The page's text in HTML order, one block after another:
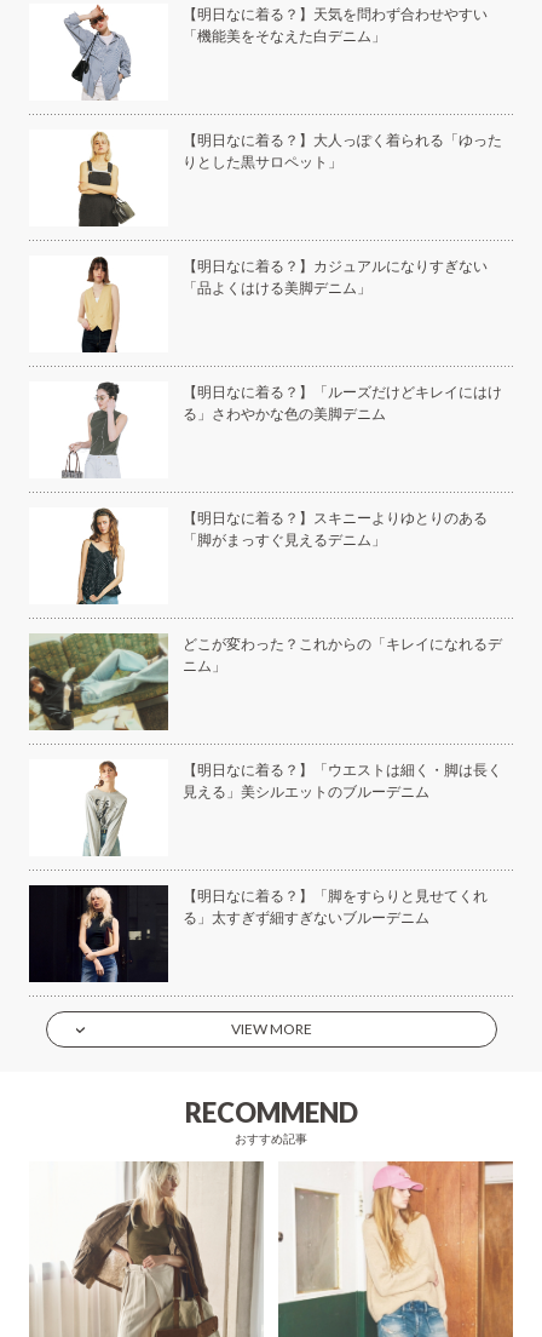
【明日なに着る？】天気を問わず合わせやすい
「機能美をそなえた白デニム」
【明日なに着る？】大人っぽく着られる「ゆった
りとした黒サロペット」
【明日なに着る？】カジュアルになりすぎない
「品よくはける美脚デニム」
【明日なに着る？】「ルーズだけどキレイにはけ
る」さわやかな色の美脚デニム
【明日なに着る？】スキニーよりゆとりのある
「脚がまっすぐ見えるデニム」
どこが変わった？これからの「キレイになれるデ
ニム」
【明日なに着る？】「ウエストは細く・脚は長く
見える」美シルエットのブルーデニム
【明日なに着る？】「脚をすらりと見せてくれ
る」太すぎず細すぎないブルーデニム
VIEW MORE
RECOMMEND
おすすめ記事